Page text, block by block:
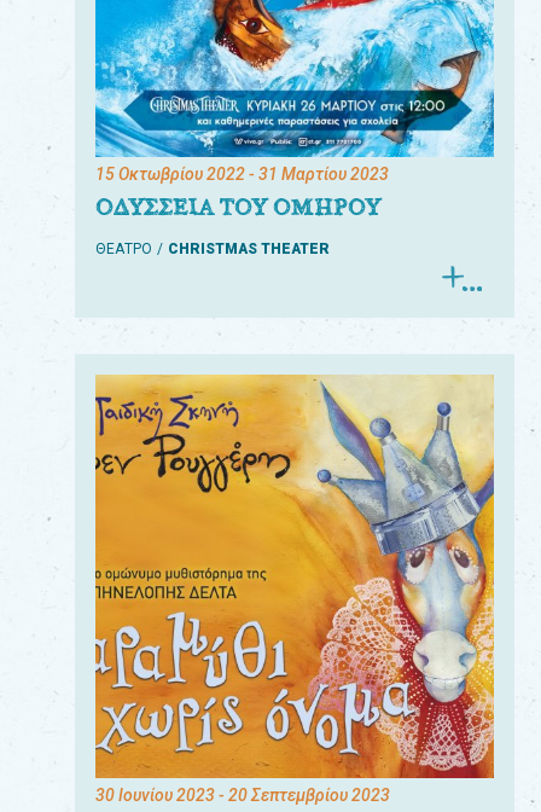
15 Οκτωβρίου 2022- 31 Μαρτίου 2023
ΟΔΥΣΣΕΙΑ ΤΟΥ ΟΜΗΡΟΥ
ΘΕΑΤΡΟ CHRISTMAS THEATER
30 Ιουνίου 2023- 20 Σεπτεμβρίου 2023